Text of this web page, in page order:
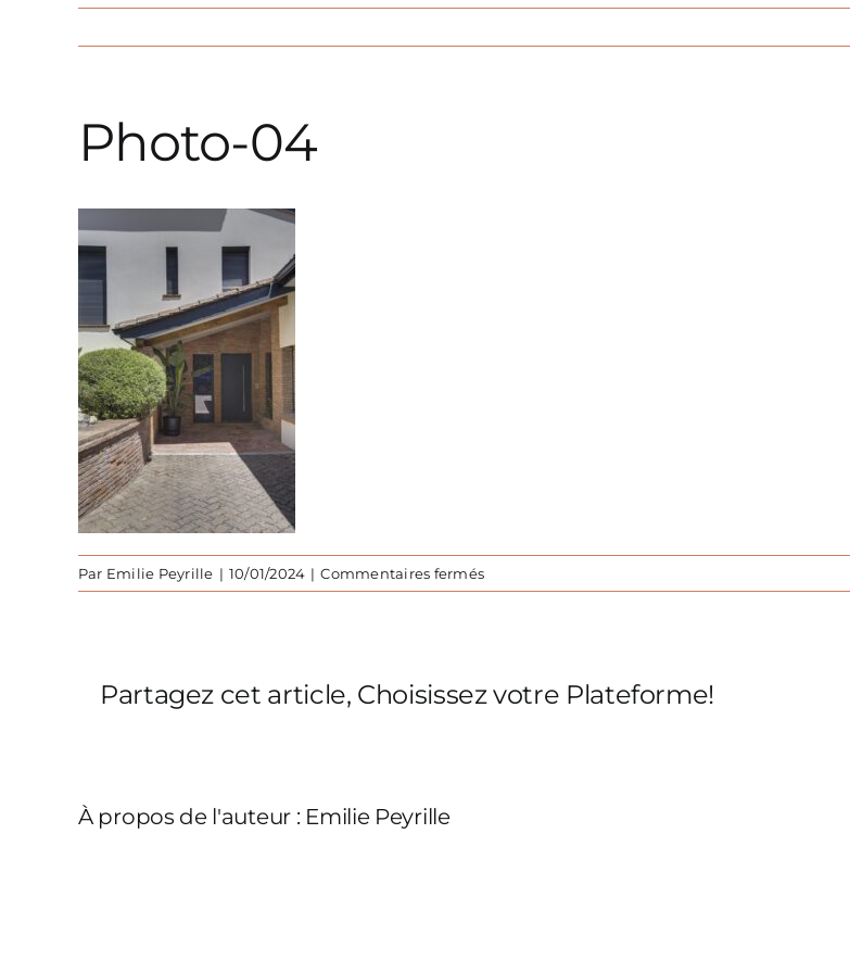
Photo-04
Par Emilie Peyrille | 10/01/2024 | Commentaires ferméssur
Photo-
Partagez cet article, Choisissez votre Plateforme!
À propos de l'auteur : Emilie Peyrille